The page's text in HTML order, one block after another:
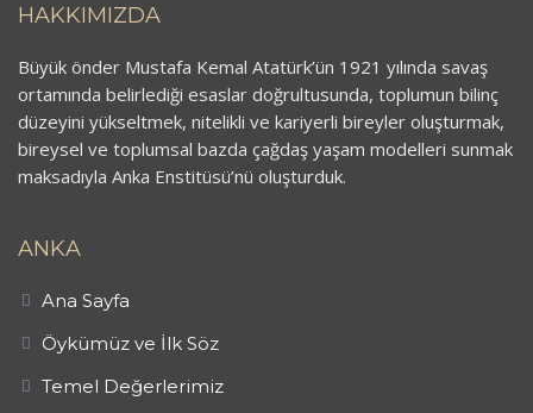
HAKKIMIZDA
Büyük önder Mustafa Kemal Atatürk’ün 1921 yılında savaş
ortamında belirlediği esaslar doğrultusunda, toplumun bilinç
düzeyini yükseltmek, nitelikli ve kariyerli bireyler oluşturmak,
bireysel ve toplumsal bazda çağdaş yaşam modelleri sunmak
maksadıyla Anka Enstitüsü’nü oluşturduk.
ANKA
Ana Sayfa
Öykümüz ve İlk Söz
Temel Değerlerimiz